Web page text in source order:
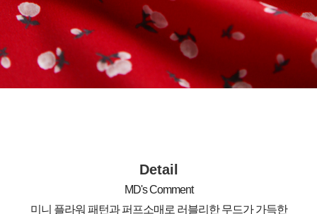
Detail
MD's Comment
미니 플라워 패턴과 퍼프소매로 러블리한 무드가 가득한